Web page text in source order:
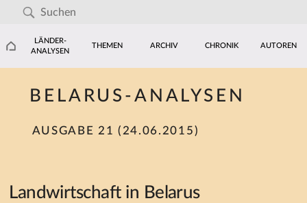
LÄNDER-
ANALYSEN
THEMEN ARCHIV CHRONIK AUTOREN
BELARUS-ANALYSEN
AUSGABE 21 (24.06.2015)
Landwirtschaft in Belarus